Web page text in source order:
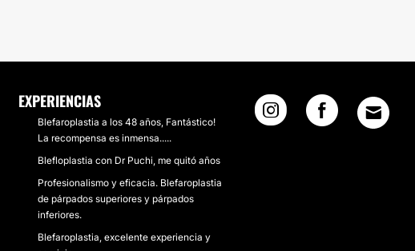
EXPERIENCIAS
Blefaroplastia a los 48 años, Fantástico!
La recompensa es inmensa.....
Blefloplastia con Dr Puchi, me quitó años
Profesionalismo y eficacia. Blefaroplastia
de párpados superiores y párpados
inferiores.
Blefaroplastia, excelente experiencia y